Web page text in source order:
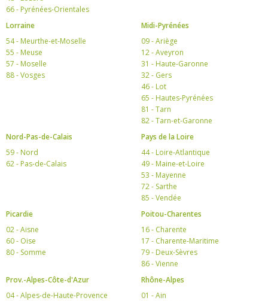
66 - Pyrénées-Orientales
Lorraine
54 - Meurthe-et-Moselle
55 - Meuse
57 - Moselle
88 - Vosges
Midi-Pyrénées
09 - Ariège
12 - Aveyron
31 - Haute-Garonne
32 - Gers
46 - Lot
65 - Hautes-Pyrénées
81 - Tarn
82 - Tarn-et-Garonne
Nord-Pas-de-Calais
59 - Nord
62 - Pas-de-Calais
Pays de la Loire
44 - Loire-Atlantique
49 - Maine-et-Loire
53 - Mayenne
72 - Sarthe
85 - Vendée
Picardie
02 - Aisne
60 - Oise
80 - Somme
Poitou-Charentes
16 - Charente
17 - Charente-Maritime
79 - Deux-Sèvres
86 - Vienne
Prov.-Alpes-Côte-d'Azur
04 - Alpes-de-Haute-Provence
Rhône-Alpes
01 - Ain